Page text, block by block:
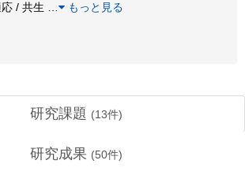
/ 共生
もっと見る
研究課題 (13件)
研究成果 (50件)